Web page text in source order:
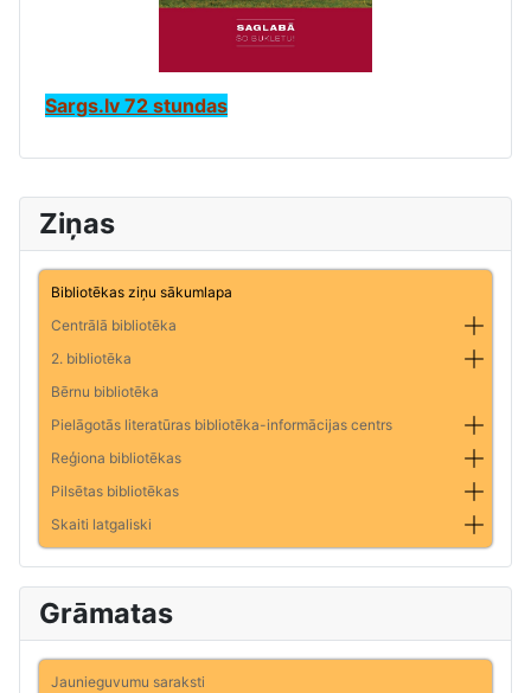
Ziņas
Bibliotēkas ziņu sākumlapa
Centrālā bibliotēka
2. bibliotēka
Bērnu bibliotēka
Pielāgotās literatūras bibliotēka-informācijas centrs
Reģiona bibliotēkas
Pilsētas bibliotēkas
Skaiti latgaliski
Grāmatas
Jaunieguvumu saraksti
Sargs.lv 72 stundas